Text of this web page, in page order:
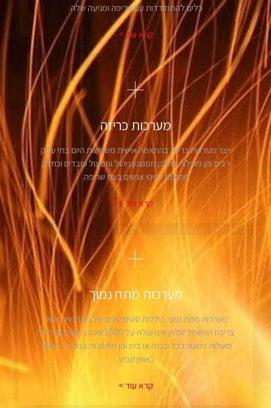
כלים להתמודדות עם שריפה ומניעה שלה.
קרא עוד >
מערכות כריזה
ייצר מערכות כריזה בהתאמה אישית משמשות היום בתי עסק
רבים והן פועלות כחלק ממנגנון ניהול ותפעול עובדים וכחלק
ממנגנון לפינוי אנשים בעת שריפה.
קרא עוד >
מערכות מתח נמוך
מערכות מתח נמוך כוללות סוגים שונים של מערכות כאשר
צריכת החשמל שלהן אינו עולה על 1000 וואט. המערכות הללו
פועלות כמעט בכל מבנה או בית והן מותקנות במטרה לפעול
באופן קבוע.
קרא עוד >